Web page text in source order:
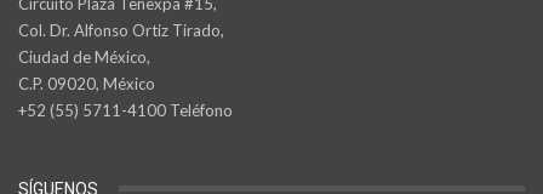
Col. Dr. Alfonso Ortiz Tirado,
Ciudad de México,
C.P. 09020, México
+52 (55) 5711-4100 Teléfono
SÍGUENOS